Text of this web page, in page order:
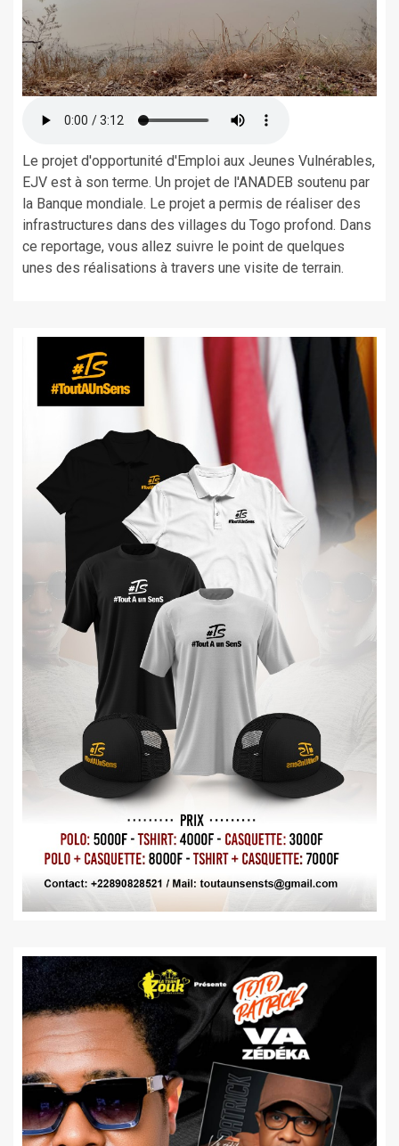
Le projet d'opportunité d'Emploi aux Jeunes Vulnérables,
EJV est à son terme. Un projet de l'ANADEB soutenu par
la Banque mondiale. Le projet a permis de réaliser des
infrastructures dans des villages du Togo profond. Dans
ce reportage, vous allez suivre le point de quelques
unes des réalisations à travers une visite de terrain.